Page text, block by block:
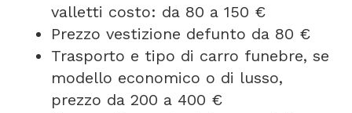
valletti costo: da 80 a 150 €
Prezzo vestizione defunto da 80 €
Trasporto e tipo di carro funebre, se
modello economico o di lusso,
prezzo da 200 a 400 €